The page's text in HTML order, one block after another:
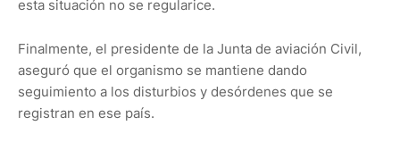
esta situación no se regularice.
Finalmente, el presidente de la Junta de aviación Civil,
aseguró que el organismo se mantiene dando
seguimiento a los disturbios y desórdenes que se
registran en ese país.